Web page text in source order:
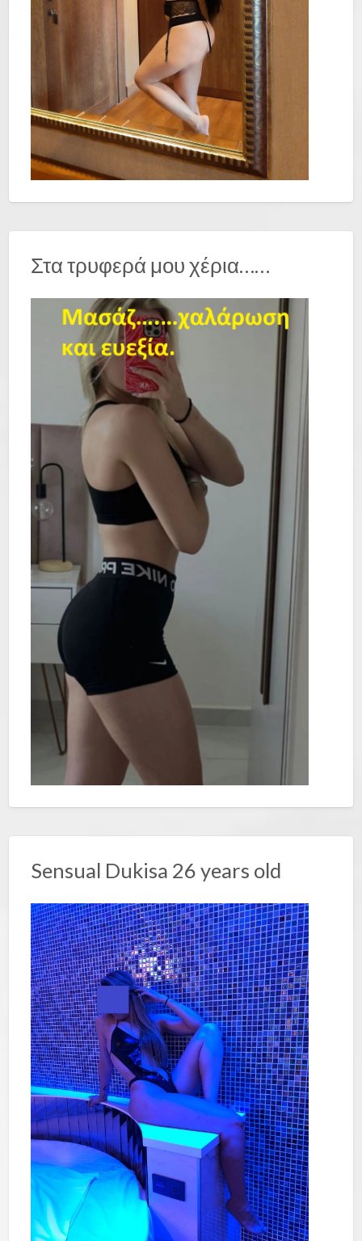
Στα τρυφερά μου χέρια……
Sensual Dukisa 26 years old